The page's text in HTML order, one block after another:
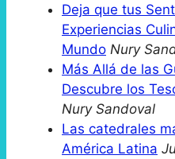
Deja que tus
Experiencias
Mundo Nury
Más Allá de las
Descubre los
Nury Sandoval
Las catedrales
América Latina